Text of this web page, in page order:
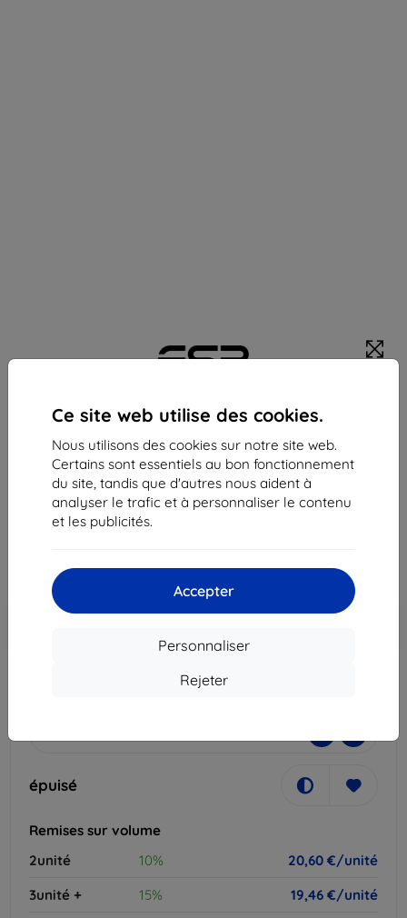
Ce site web utilise des cookies.
Nous utilisons des cookies sur notre site web.
Certains sont essentiels au bon fonctionnement
du site, tandis que d'autres nous aident à
analyser le trafic et à personnaliser le contenu
et les publicités.
Accepter
Personnaliser
Rejeter
5 / 2024 mat clair (4894240194966)
Adapté pour: Apple iPad Pro 11
Description et caractéristiques
22,90 €
20,60 €
17,17 €
Réduction avec coupon
Ajouter au
épuisé
Remises sur volume
2unité
10%
20,60 €/unité
3unité +
15% 19,46 €/unité